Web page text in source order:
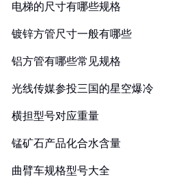
电梯的尺寸有哪些规格
镀锌方管尺寸一般有哪些
铝方管有哪些常见规格
光线传媒参投三国的星空爆冷
横担型号对应重量
锰矿石产品化合水含量
曲臂车规格型号大全